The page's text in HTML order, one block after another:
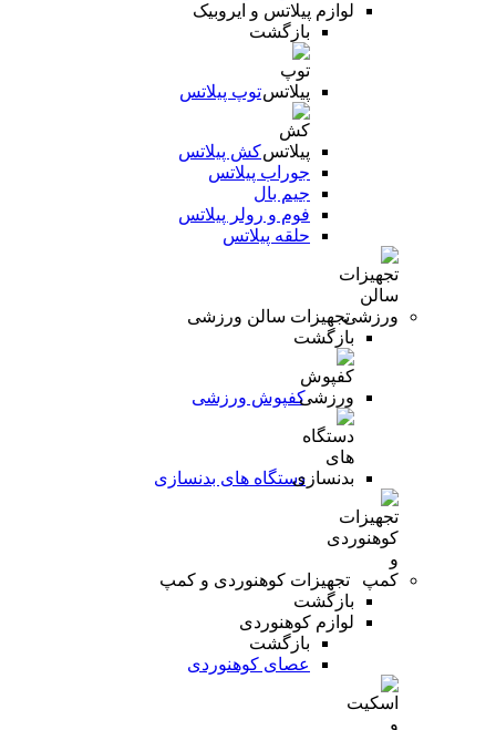
لوازم پیلاتس و ایروبیک
بازگشت
توپ پیلاتس
کش پیلاتس
جوراب پیلاتس
جیم بال
فوم و رولر پیلاتس
حلقه پیلاتس
تجهیزات سالن ورزشی
بازگشت
کفپوش ورزشی
دستگاه های بدنسازی
تجهیزات کوهنوردی و کمپ
بازگشت
لوازم کوهنوردی
بازگشت
عصای کوهنوردی